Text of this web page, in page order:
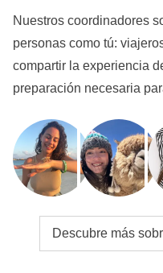
Nuestros coordinadores
personas como tú:
compartir la experiencia
preparación necesaria
Descubre más